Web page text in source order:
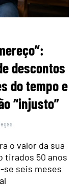
descontos
do tempo e
“injusto”
o valor da sua
tirados 50 anos
se seis meses